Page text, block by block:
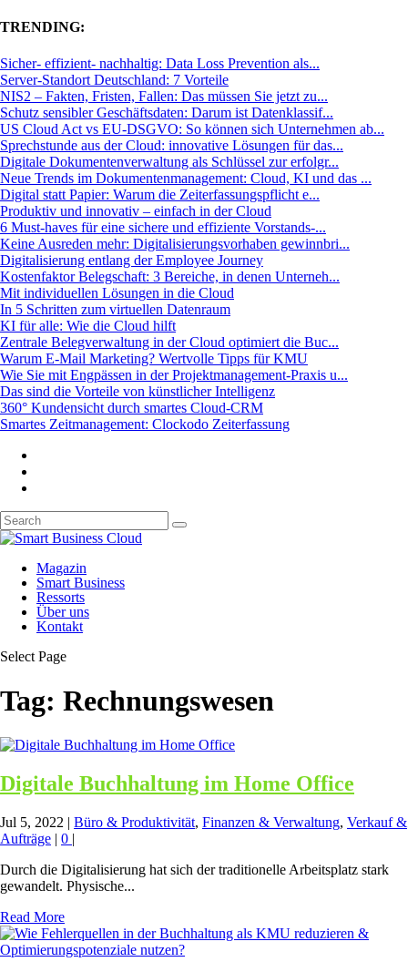
TRENDING:
Sicher- effizient- nachhaltig: Data Loss Prevention als...
Server-Standort Deutschland: 7 Vorteile
NIS2 – Fakten, Fristen, Fallen: Das müssen Sie jetzt zu...
Schutz sensibler Geschäftsdaten: Darum ist Datenklassif...
US Cloud Act vs EU-DSGVO: So können sich Unternehmen ab...
Sprechstunde aus der Cloud: innovative Lösungen für das...
Digitale Dokumentenverwaltung als Schlüssel zur erfolgr...
Neue Trends im Dokumentenmanagement: Cloud, KI und das ...
Digital statt Papier: Warum die Zeiterfassungspflicht e...
Produktiv und innovativ – einfach in der Cloud
6 Must-haves für eine sichere und effiziente Vorstands-...
Keine Ausreden mehr: Digitalisierungsvorhaben gewinnbri...
Digitalisierung entlang der Employee Journey
Kostenfaktor Belegschaft: 3 Bereiche, in denen Unterneh...
Mit individuellen Lösungen in die Cloud
In 5 Schritten zum virtuellen Datenraum
KI für alle: Wie die Cloud hilft
Zentrale Belegverwaltung in der Cloud optimiert die Buc...
Warum E-Mail Marketing? Wertvolle Tipps für KMU
Wie Sie mit Engpässen in der Projektmanagement-Praxis u...
Das sind die Vorteile von künstlicher Intelligenz
360° Kundensicht durch smartes Cloud-CRM
Smartes Zeitmanagement: Clockodo Zeiterfassung
Magazin
Smart Business
Ressorts
Über uns
Kontakt
Select Page
Tag: Rechnungswesen
Digitale Buchhaltung im Home Office
Jul 5, 2022 | Büro & Produktivität, Finanzen & Verwaltung, Verkauf &
Aufträge | 0 |
Durch die Digitalisierung hat sich der traditionelle Arbeitsplatz stark
gewandelt. Physische...
Read More